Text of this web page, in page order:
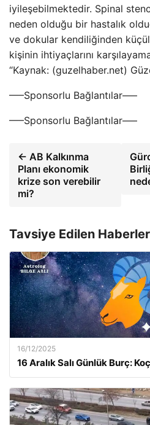
iyileşebilmektedir. Spinal
neden olduğu bir hastalık
ve dokular kendiliğinden
kişinin ihtiyaçlarını
“Kaynak: (guzelhaber.net)
—–Sponsorlu Bağlantılar—–
—–Sponsorlu Bağlantılar—–
← AB Kalkınma
Planı ekonomik
krize son verebilir
mi?
Tavsiye Edilen Haberler
16/12/2025
16 Aralık Salı Günlük Burç: